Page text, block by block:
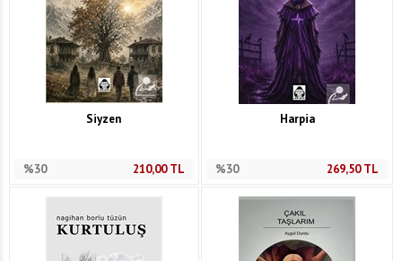
Siyzen
%30 210,00TL
Harpia
%30 269,50TL